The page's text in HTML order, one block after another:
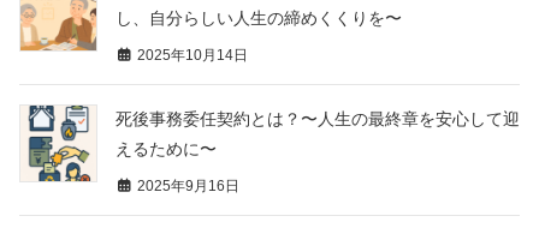
し、自分らしい人生の締めくくりを〜
2025年10月14日
死後事務委任契約とは？〜人生の最終章を安心して迎
えるために〜
2025年9月16日